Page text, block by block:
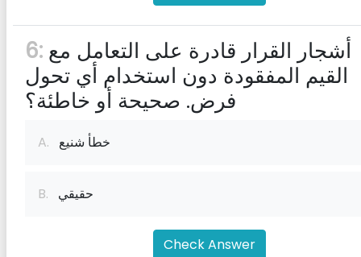
6:
القيم المفقودة دون استخدام أي تحول
فرض. صحيحة أو خاطئة؟
A. خطأ شنيع
B. حقيقي
Check Answer